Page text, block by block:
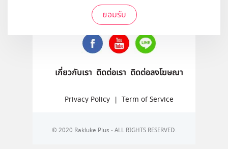
ยอมรับ
ติดตามเราได้ที่
เกี่ยวกับเรา ติดต่อเรา ติดต่อลงโฆษณา
Privacy Policy | Term of Service
© 2020 Rakluke Plus - ALL RIGHTS RESERVED.